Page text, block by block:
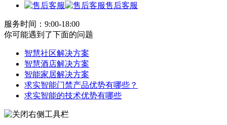
售后客服
服务时间：9:00-18:00
你可能遇到了下面的问题
智慧社区解决方案
智慧酒店解决方案
智能家居解决方案
求实智能门禁产品优势有哪些？
求实智能的技术优势有哪些